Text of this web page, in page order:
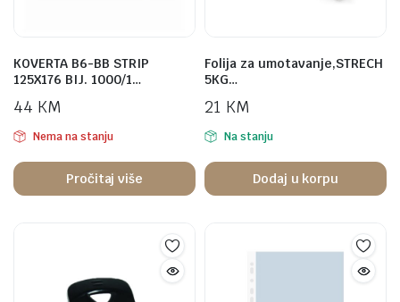
KOVERTA B6-BB STRIP
125X176 BIJ. 1000/1…
44 KM
Nema na stanju
Pročitaj više
Folija za umotavanje,STRECH
5KG…
21 KM
Na stanju
Dodaj u korpu